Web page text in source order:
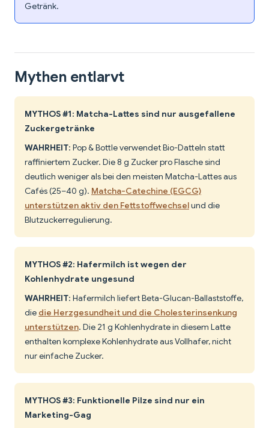
Getränk.
Mythen entlarvt
MYTHOS #1: Matcha-Lattes sind nur ausgefallene
Zuckergetränke
WAHRHEIT: Pop & Bottle verwendet Bio-Datteln statt
raffiniertem Zucker. Die 8 g Zucker pro Flasche sind
deutlich weniger als bei den meisten Matcha-Lattes aus
Cafés (25–40 g). Matcha-Catechine (EGCG)
unterstützen aktiv den Fettstoffwechselund die
Blutzuckerregulierung.
MYTHOS #2: Hafermilch ist wegen der
Kohlenhydrate ungesund
WAHRHEIT: Hafermilch liefert Beta-Glucan-Ballaststoffe,
die die Herzgesundheit und die Cholesterinsenkung
unterstützen. Die 21 g Kohlenhydrate in diesem Latte
enthalten komplexe Kohlenhydrate aus Vollhafer, nicht
nur einfache Zucker.
MYTHOS #3: Funktionelle Pilze sind nur ein
Marketing-Gag